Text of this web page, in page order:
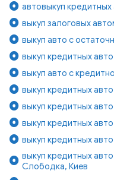
автовыкуп
выкуп залоговых
выкуп авто с
выкуп кредитных
выкуп авто с
выкуп кредитных
выкуп кредитных
выкуп кредитных
выкуп кредитных
выкуп кредитных
Слободка, Киев